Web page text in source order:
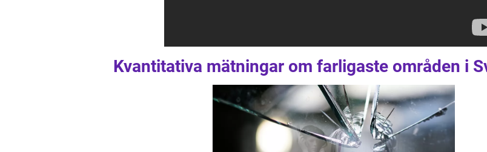
Kvantitativa mätningar om farligaste områden i